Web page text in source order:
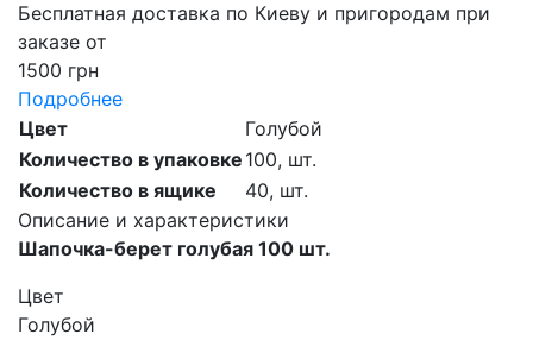
Бесплатная доставка по Киеву и пригородам при
заказе от
1500 грн
Подробнее
Цвет
Голубой
Количество в упаковке 100, шт.
Количество в ящике
40, шт.
Описание и характеристики
Шапочка-берет голубая 100 шт.
Цвет
Голубой